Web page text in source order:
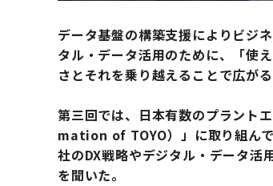
データ基盤の構築支援によりビジ
タル・データ活用のために、「使
さとそれを乗り越えることで広が
第三回では、日本有数のプラン
mation of TOYO）」に取り組ん
社のDX戦略やデジタル・データ活
を聞いた。